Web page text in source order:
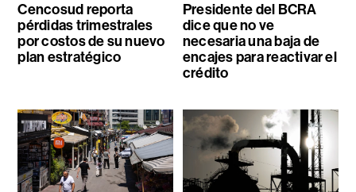
Cencosud reporta
pérdidas trimestrales
por costos de su nuevo
plan estratégico
Presidente del BCRA
dice que no ve
necesaria una baja de
encajes para reactivar el
crédito